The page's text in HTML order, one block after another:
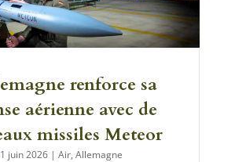
renforce sa
aérienne avec de
missiles Meteor
juin 2026 |Air,Allemagne